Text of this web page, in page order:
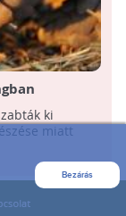
Bezárás
ki
miatt